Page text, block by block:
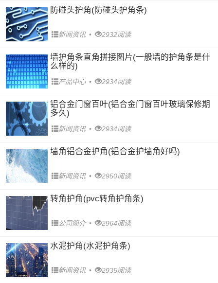
防碰头护角(防碰头护角条)
新闻资讯 • 2932阅读
墙护角条直角拼接图片(一般墙的护角条是什
么样的)
产品中心 • 2934阅读
铝合金门窗百叶(铝合金门窗百叶玻璃保修期
多久)
新闻资讯 • 2934阅读
墙角铝合金护角(铝合金护墙角好吗)
新闻资讯 • 2950阅读
转角护角(pvc转角护角条)
公司简介 • 2964阅读
水泥护角(水泥护角条)
新闻资讯 • 2935阅读